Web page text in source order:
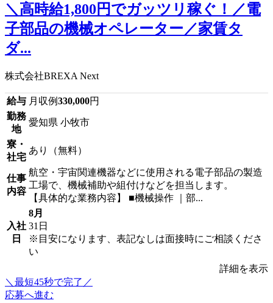
＼高時給1,800円でガッツリ稼ぐ！／電
子部品の機械オペレーター／家賃タ
ダ...
株式会社BREXA Next
給与 月収例330,000円
勤務
地
愛知県 小牧市
寮・
社宅
あり（無料）
仕事
内容
航空・宇宙関連機器などに使用される電子部品の製造
工場で、機械補助や組付けなどを担当します。
【具体的な業務内容】 ■機械操作 ｜部...
入社
日
8月
31日
※目安になります、表記なしは面接時にご相談くださ
い
詳細を表示
＼最短45秒で完了／
応募へ進む